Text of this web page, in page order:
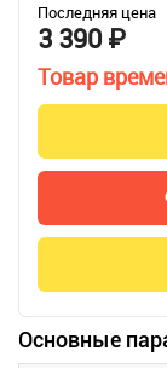
Последняя цена
3 390 ₽
Товар
Основные